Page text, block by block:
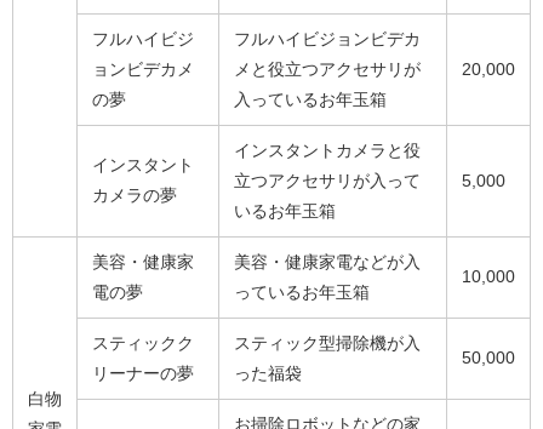
フルハイビジ
ョンビデカメ
の夢
フルハイビジョンビデカ
メと役立つアクセサリが
入っているお年玉箱
20,000
インスタント
カメラの夢
インスタントカメラと役
立つアクセサリが入って
いるお年玉箱
5,000
白物
美容・健康家
電の夢
美容・健康家電などが入
っているお年玉箱
10,000
スティックク
リーナーの夢
スティック型掃除機が入
った福袋
50,000
お掃除ロボットなどの家